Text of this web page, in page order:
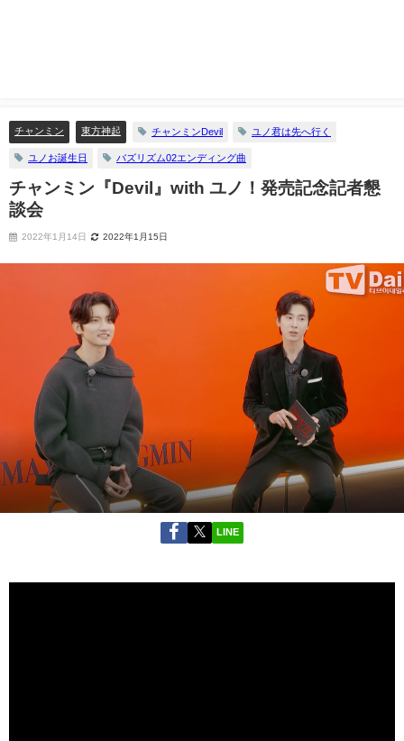
チャンミン 東方神起 チャンミンDevil ユノ君は先へ行く
ユノお誕生日 バズリズム02エンディング曲
チャンミン『Devil』with ユノ！発売記念記者懇
談会
2022年1月14日 2022年1月15日
LINE